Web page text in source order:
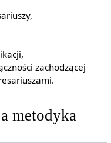
zachodzącej
metodyka